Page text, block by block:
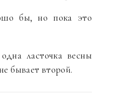
бы, но пока это
ласточка весны
бывает второй.